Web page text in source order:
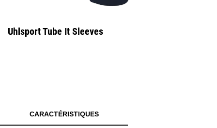
Uhlsport Tube It Sleeves
CARACTÉRISTIQUES